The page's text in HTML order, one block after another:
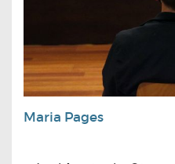
Maria Pages